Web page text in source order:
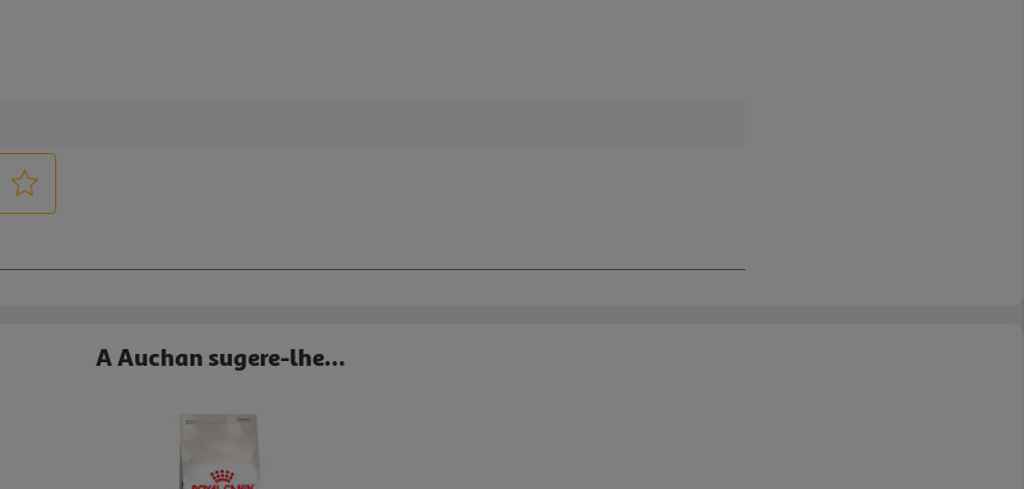
A Auchan sugere-lhe...